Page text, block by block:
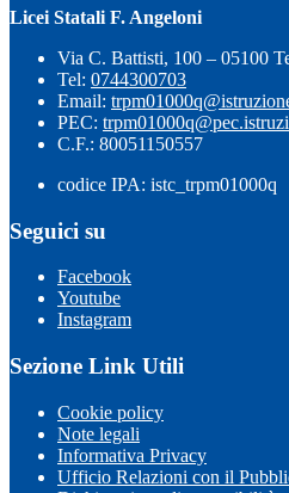
Licei Statali F. Angeloni
Via C. Battisti, 100 – 05100
Tel: 0744300703
Email:
PEC:
C.F.: 80051150557
codice IPA: istc_trpm01000q
Seguici su
Facebook
Youtube
Instagram
Sezione Link Utili
Cookie policy
Note legali
Informativa Privacy
Ufficio Relazioni con il